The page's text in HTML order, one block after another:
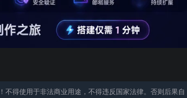
得使用于非法商业用途，不得违反国家法律。否则后果自